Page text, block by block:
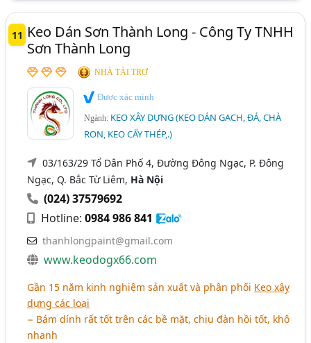
11 Keo Dán Sơn Thành Long - Công Ty TNHH
Sơn Thành Long
NHÀ TÀI TRỢ
Được xác minh
Ngành: KEO XÂY DỰNG (KEO DÁN GẠCH, ĐÁ, CHÀ
RON, KEO CẤY THÉP,.)
03/163/29 Tổ Dân Phố 4, Đường Đông Ngạc, P. Đông
Ngạc, Q. Bắc Từ Liêm, Hà Nội
(024) 37579692
Hotline:0984 986 841
thanhlongpaint@gmail.com
www.keodogx66.com
Gần 15 năm kinh nghiệm sản xuất và phân phối Keo xây
dựng các loại
− Bám dính rất tốt trên các bề mặt, chịu đàn hồi tốt, khô
nhanh